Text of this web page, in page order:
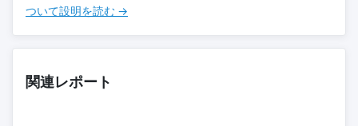
ついて設明を読む →
関連レポート